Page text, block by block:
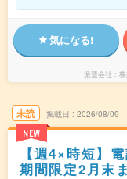
気になる!
派遣会社
未読
NEW
掲載日 2026/08/09
【週4×時短】
期間限定2月末